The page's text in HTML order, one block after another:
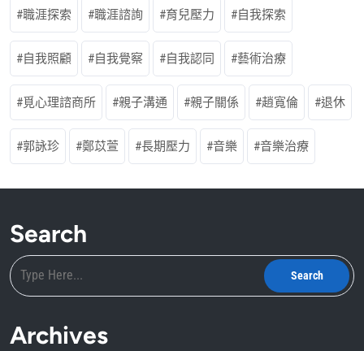
職涯探索 職涯諮詢 育兒壓力 自我探索
自我照顧 自我覺察 自我認同 藝術治療
覓心理諮商所 親子溝通 親子關係 趙寬倫 退休
郭詠珍 鄭苡萱 長期壓力 音樂 音樂治療
Search
Archives